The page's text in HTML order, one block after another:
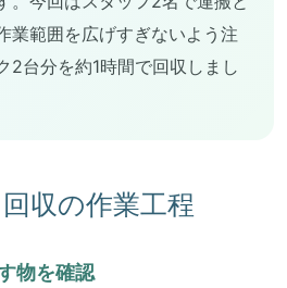
業範囲を広げすぎないよう注
2台分を約1時間で回収しまし
収の作業工程
物を確認